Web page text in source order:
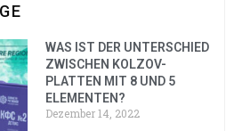
WAS IST DER UNTERSCHIED
ZWISCHEN KOLZOV-
PLATTEN MIT 8 UND 5
ELEMENTEN?
Dezember 14, 2022